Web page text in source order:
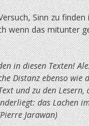
Sinn zu
wenn das mitunter
in diesen Texten!
Distanz ebenso wie
und zu den Lesern,
das Lachen
Jarawan)